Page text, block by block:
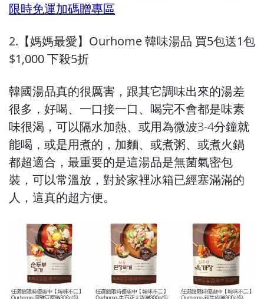
限時免運加碼贈專區
2.【媽媽最愛】Ourhome 韓味湯品 買5包送1包
$1,000 下殺5折
韓國湯品真的很厲害，跟其它調味出來的湯差
很多，好喝、一口接一口、喝完不會都是味素
味很渴，可以隔水加熱、或用為微波3-4分鐘就
能喝，或是用煮的，加麵、或煮粥、或煮火鍋
都超適合，最重要的是這湯品是無菌氣密包
裝，可以常溫放，對於家裡冰箱已經塞滿滿的
人，這真的超方便。